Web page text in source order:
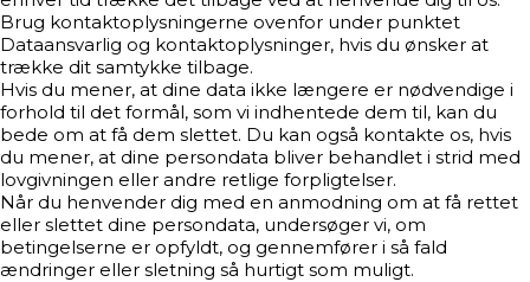
Brug kontaktoplysningerne ovenfor under punktet
Dataansvarlig og kontaktoplysninger, hvis du ønsker at
trække dit samtykke tilbage.
Hvis du mener, at dine data ikke længere er nødvendige i
forhold til det formål, som vi indhentede dem til, kan du
bede om at få dem slettet. Du kan også kontakte os, hvis
du mener, at dine persondata bliver behandlet i strid med
lovgivningen eller andre retlige forpligtelser.
Når du henvender dig med en anmodning om at få rettet
eller slettet dine persondata, undersøger vi, om
betingelserne er opfyldt, og gennemfører i så fald
ændringer eller sletning så hurtigt som muligt.